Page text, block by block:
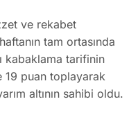
ve rekabet
tam ortasında
kabaklama tarifinin
19 puan toplayarak
altının sahibi oldu.